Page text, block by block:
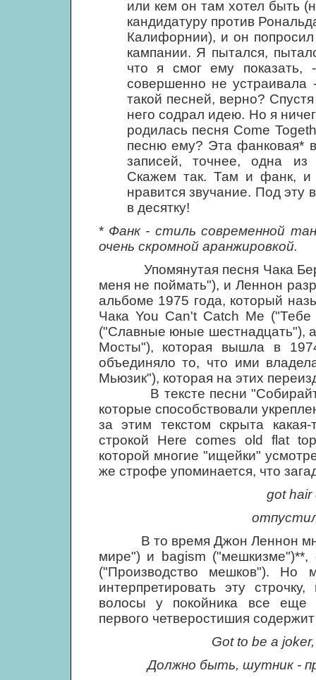
или кем он там хотел быть
кандидатуру против
Калифорнии), и он
кампании. Я пытался,
что я смог ему показать,
совершенно не устраивала
такой песней, верно?
него содрал идею. Но я
родилась песня Come
песню ему? Эта фанковая*
записей, точнее, одна
Скажем так. Там и фанк,
нравится звучание. Под
в десятку!
* Фанк - стиль современной
очень скромной аранжировкой.
Упомянутая песня Чака
меня не поймать"), и Леннон
альбоме 1975 года, который
Чака You Can't Catch Me
("Славные юные шестнадцать"),
Мосты"), которая вышла в
объединяло то, что ими
Мьюзик"), которая на этих
В тексте песни
которые способствовали
за этим текстом скрыта
строкой Here comes old flat
которой многие "ищейки"
же строфе упоминается, что
got hair
В то время Джон Леннон
мире") и bagism
("Производство мешков"). Но
интерпретировать эту
волосы у покойника все еще
первого четверостишия
Got to be a
Должно быть, шутник -